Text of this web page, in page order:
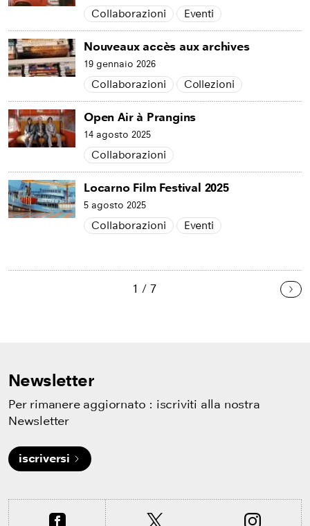
Collaborazioni Eventi
Nouveaux accès aux archives
19 gennaio 2026
Collaborazioni Collezioni
Open Air à Prangins
14 agosto 2025
Collaborazioni
Locarno Film Festival 2025
5 agosto 2025
Collaborazioni Eventi
1 / 7
Newsletter
Per rimanere aggiornato : iscriviti alla nostra
Newsletter
iscriversi